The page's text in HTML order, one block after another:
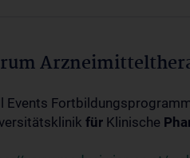
Events
für Klinische